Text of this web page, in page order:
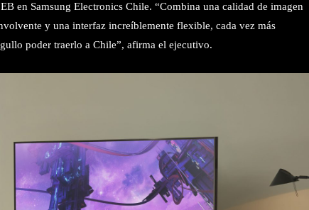
en Samsung Electronics Chile. “Combina una calidad de imagen
y una interfaz increíblemente flexible, cada vez más
poder traerlo a Chile”, afirma el ejecutivo.